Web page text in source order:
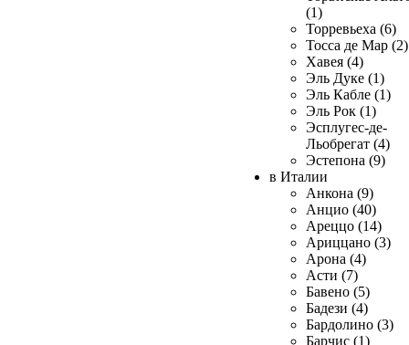
(1)
Торревьеха (6)
Тосса де Мар (2)
Хавея (4)
Эль Дуке (1)
Эль Кабле (1)
Эль Рок (1)
Эсплугес-де-
Льобрегат (4)
Эстепона (9)
в Италии
Анкона (9)
Анцио (40)
Ареццо (14)
Ариццано (3)
Арона (4)
Асти (7)
Бавено (5)
Бадези (4)
Бардолино (3)
Барчис (1)